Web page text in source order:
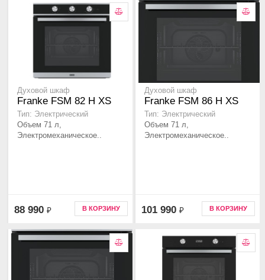
Духовой шкаф
Franke FSM 82 H XS
Тип: Электрический
Объем 71 л,
Электромеханическое..
88 990 ₽ В КОРЗИНУ
Духовой шкаф
Franke FSM 86 Н XS
Тип: Электрический
Объем 71 л,
Электромеханическое..
101 990 ₽ В КОРЗИНУ